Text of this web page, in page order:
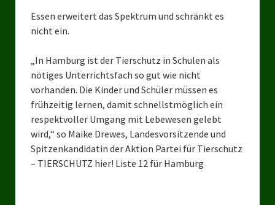
Landesverband Sachsen
Landesverband Mecklenburg-Vorpommern
Landesverband Berlin
Kommunale Gremien
Essen erweitert das Spektrum und schränkt es
nicht ein.
„In Hamburg ist der Tierschutz in Schulen als
nötiges Unterrichtsfach so gut wie nicht
vorhanden. Die Kinder und Schüler müssen es
frühzeitig lernen, damit schnellstmöglich ein
respektvoller Umgang mit Lebewesen gelebt
wird,“ so Maike Drewes, Landesvorsitzende und
Spitzenkandidatin der Aktion Partei für Tierschutz
– TIERSCHUTZ hier! Liste 12 für Hamburg